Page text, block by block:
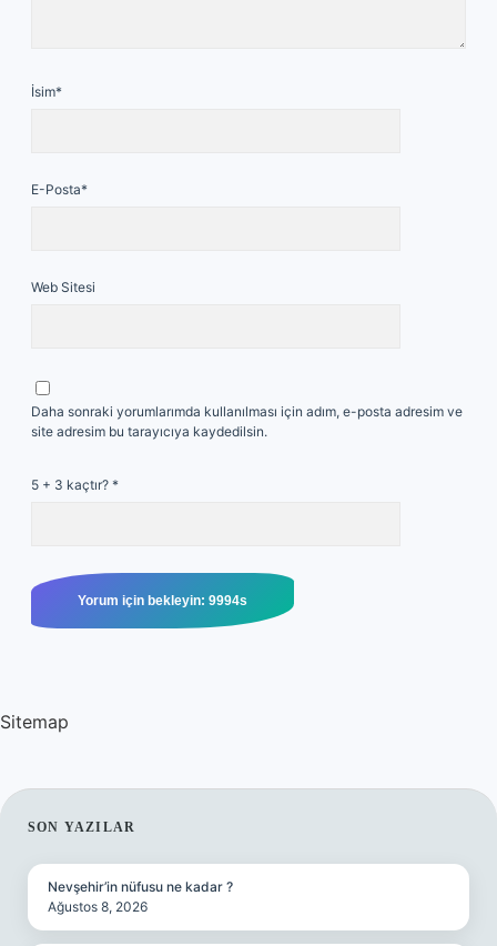
İsim*
E-Posta*
Web Sitesi
Daha sonraki yorumlarımda kullanılması için adım, e-posta adresim ve
site adresim bu tarayıcıya kaydedilsin.
5 + 3 kaçtır? *
Sitemap
SIDEBAR
SON YAZILAR
Nevşehir’in nüfusu ne kadar ?
Ağustos 8, 2026